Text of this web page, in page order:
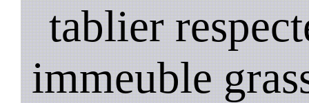
tablier
immeuble